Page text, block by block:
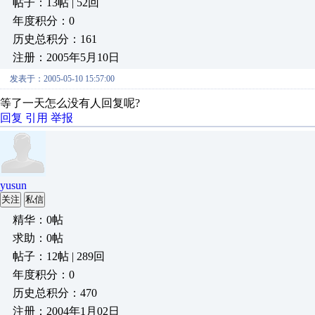
帖子：13帖 | 52回
年度积分：0
历史总积分：161
注册：2005年5月10日
发表于：2005-05-10 15:57:00
等了一天怎么没有人回复呢?
回复 引用 举报
yusun
关注 私信
精华：0帖
求助：0帖
帖子：12帖 | 289回
年度积分：0
历史总积分：470
注册：2004年1月02日